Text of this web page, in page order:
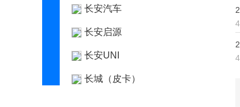
长安汽车
长安启源
长安UNI
长城（皮卡）